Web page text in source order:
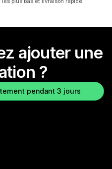
ajouter une
?
pendant 3 jours